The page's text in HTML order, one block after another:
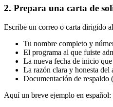
2. Prepara una carta de
Escribe un correo o carta dirigido
Tu nombre completo y
El programa al que fuiste
La nueva fecha de inicio que
La razón clara y honesta del
Documentación de respaldo
Aquí un breve ejemplo en español: